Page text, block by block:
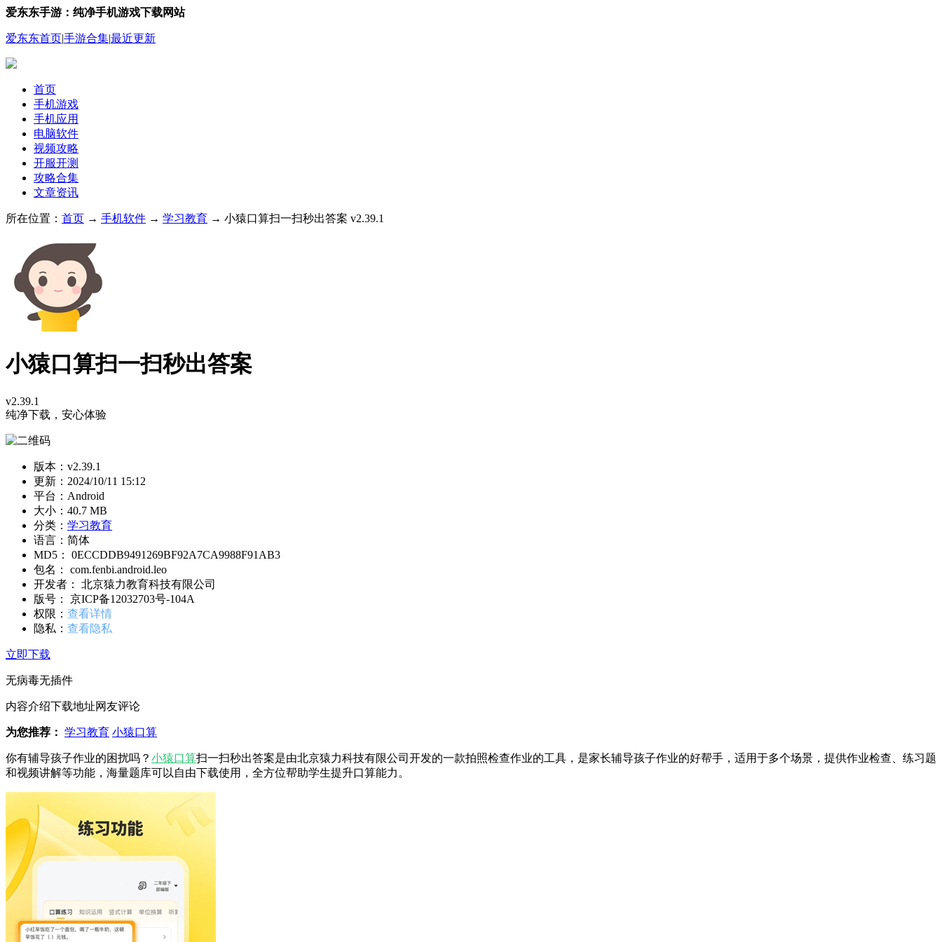
爱东东手游：纯净手机游戏下载网站
爱东东首页|手游合集|最近更新
首页
手机游戏
手机应用
电脑软件
视频攻略
开服开测
攻略合集
文章资讯
所在位置： 首页 → 手机软件 → 学习教育 → 小猿口算扫一扫秒出答案 v2.39.1
小猿口算扫一扫秒出答案
v2.39.1
纯净下载，安心体验
版本：v2.39.1
更新： 2024/10/11 15:12
平台：Android
大小：40.7 MB
分类： 学习教育
语言：简体
MD5： 0ECCDDB9491269BF92A7CA9988F91AB3
包名： com.fenbi.android.leo
开发者： 北京猿力教育科技有限公司
版号： 京ICP备12032703号-104A
权限： 查看详情
隐私： 查看隐私
立即下载
无病毒无插件
内容介绍下载地址网友评论
为您推荐： 学习教育 小猿口算
你有辅导孩子作业的困扰吗？ 小猿口算扫一扫秒出答案是由北京猿力科技有限公司开发的一款拍照检查作业的工具，是家长辅导孩子作业的好帮手，适用于多个场景，提供作业检查、练习题
和视频讲解等功能，海量题库可以自由下载使用，全方位帮助学生提升口算能力。